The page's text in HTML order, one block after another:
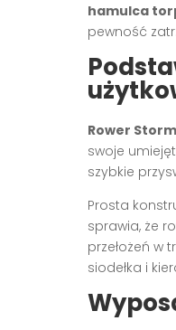
hamulca
pewność
Rower
swoje
szybkie
Prosta
sprawia, że
przełożeń w
siodełka i